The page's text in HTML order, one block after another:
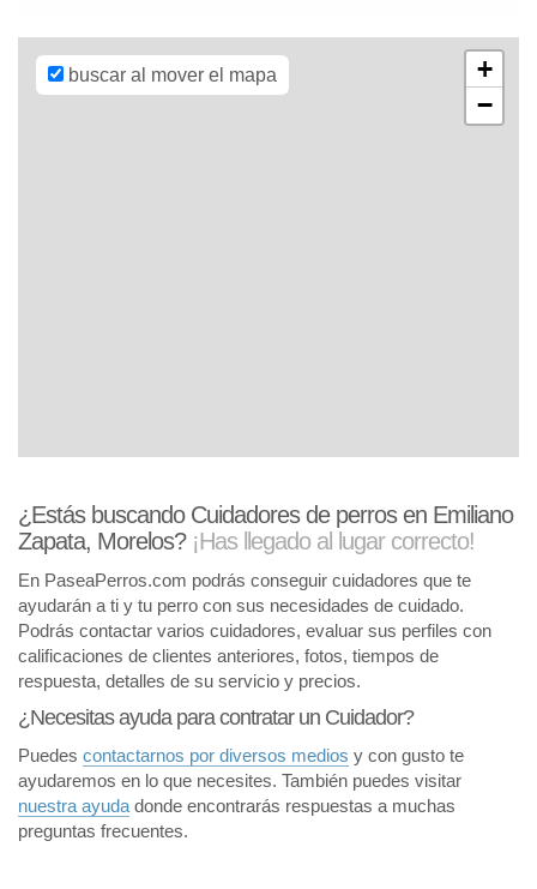
buscar al mover el mapa
+
−
¿Estás buscando Cuidadores de perros en Emiliano
Zapata, Morelos? ¡Has llegado al lugar correcto!
En PaseaPerros.com podrás conseguir cuidadores que te
ayudarán a ti y tu perro con sus necesidades de cuidado.
Podrás contactar varios cuidadores, evaluar sus perfiles con
calificaciones de clientes anteriores, fotos, tiempos de
respuesta, detalles de su servicio y precios.
¿Necesitas ayuda para contratar un Cuidador?
Puedes contactarnos por diversos medios y con gusto te
ayudaremos en lo que necesites. También puedes visitar
nuestra ayuda donde encontrarás respuestas a muchas
preguntas frecuentes.